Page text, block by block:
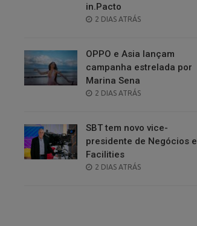
in.Pacto
POSTED
2 DIAS ATRÁS
OPPO e Asia lançam
campanha estrelada por
Marina Sena
POSTED
2 DIAS ATRÁS
SBT tem novo vice-
presidente de Negócios e
Facilities
POSTED
2 DIAS ATRÁS